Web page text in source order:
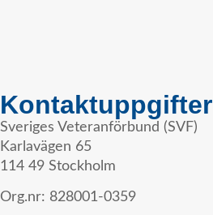
Kontaktuppgifter
Sveriges Veteranförbund (SVF)
Karlavägen 65
114 49 Stockholm
Org.nr: 828001-0359